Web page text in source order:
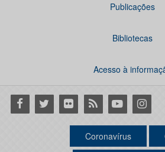
Publicações
Bibliotecas
Acesso à
Facebook
Twitter Flickr RSS Youtube
Coronavírus